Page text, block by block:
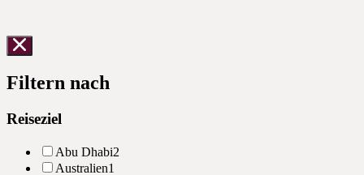
Filtern nach
Reiseziel
Abu Dhabi2
Australien1